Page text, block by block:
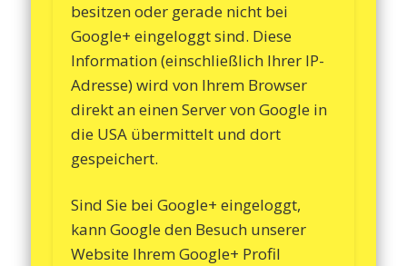
besitzen oder gerade nicht bei
Google+ eingeloggt sind. Diese
Information (einschließlich Ihrer IP-
Adresse) wird von Ihrem Browser
direkt an einen Server von Google in
die USA übermittelt und dort
gespeichert.
Sind Sie bei Google+ eingeloggt,
kann Google den Besuch unserer
Website Ihrem Google+ Profil